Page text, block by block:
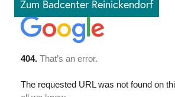
Zum Badcenter Reinickendorf